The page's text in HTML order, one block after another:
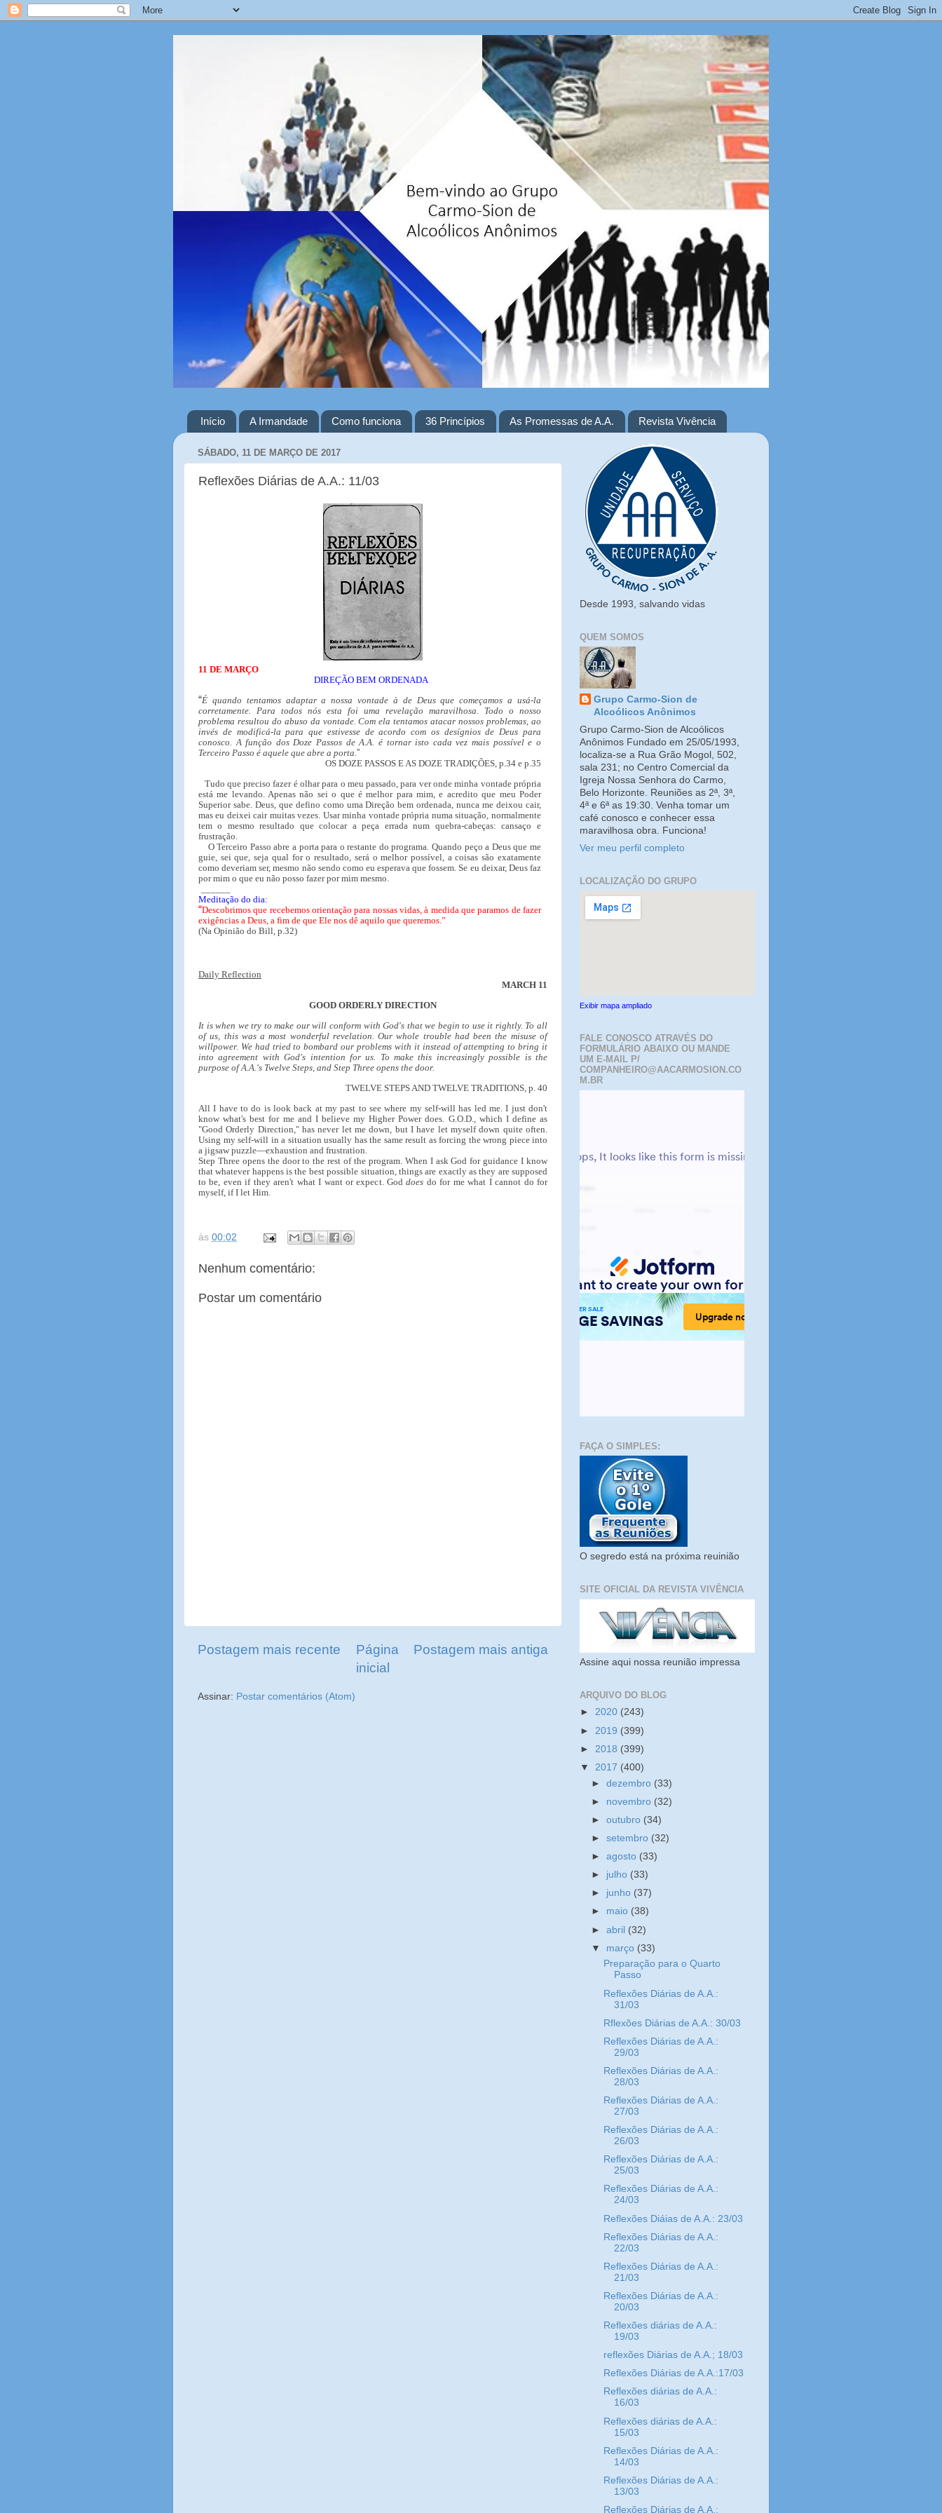
Início A Irmandade Como funciona 36 Princípios As Promessas de A.A. Revista Vivência
SÁBADO, 11 DE MARÇO DE 2017
Reflexões Diárias de A.A.: 11/03
11 DE MARÇO
DIREÇÃO BEM ORDENADA
“É quando tentamos adaptar a nossa vontade à de Deus que começamos a usá-la
corretamente. Para todos nós esta foi uma revelação maravilhosa. Todo o nosso
problema resultou do abuso da vontade. Com ela tentamos atacar nossos problemas, ao
invés de modificá-la para que estivesse de acordo com os desígnios de Deus para
conosco. A função dos Doze Passos de A.A. é tornar isto cada vez mais possível e o
Terceiro Passo é aquele que abre a porta.”
OS DOZE PASSOS E AS DOZE TRADIÇÕES, p.34 e p.35
Tudo que preciso fazer é olhar para o meu passado, para ver onde minha vontade própria
está me levando. Apenas não sei o que é melhor para mim, e acredito que meu Poder
Superior sabe. Deus, que defino como uma Direção bem ordenada, nunca me deixou cair,
mas eu deixei cair muitas vezes. Usar minha vontade própria numa situação, normalmente
tem o mesmo resultado que colocar a peça errada num quebra-cabeças: cansaço e
frustração.
O Terceiro Passo abre a porta para o restante do programa. Quando peço a Deus que me
guie, sei que, seja qual for o resultado, será o melhor possível, a coisas são exatamente
como deveriam ser, mesmo não sendo como eu esperava que fossem. Se eu deixar, Deus faz
por mim o que eu não posso fazer por mim mesmo.
Meditação do dia:
“Descobrimos que recebemos orientação para nossas vidas, à medida que paramos de fazer
exigências a Deus, a fim de que Ele nos dê aquilo que queremos.”
(Na Opinião do Bill, p.32)
Daily Reflection
MARCH 11
GOOD ORDERLY DIRECTION
It is when we try to make our will conform with God's that we begin to use it rightly. To all
of us, this was a most wonderful revelation. Our whole trouble had been the misuse of
willpower. We had tried to bombard our problems with it instead of attempting to bring it
into agreement with God's intention for us. To make this increasingly possible is the
purpose of A.A.'s Twelve Steps, and Step Three opens the door.
TWELVE STEPS AND TWELVE TRADITIONS, p. 40
All I have to do is look back at my past to see where my self-will has led me. I just don't
know what's best for me and I believe my Higher Power does. G.O.D., which I define as
"Good Orderly Direction," has never let me down, but I have let myself down quite often.
Using my self-will in a situation usually has the same result as forcing the wrong piece into
a jigsaw puzzle—exhaustion and frustration.
Step Three opens the door to the rest of the program. When I ask God for guidance I know
that whatever happens is the best possible situation, things are exactly as they are supposed
to be, even if they aren't what I want or expect. Goddoes do for me what I cannot do for
myself, if I let Him.
às 00:02
Nenhum comentário:
Postar um comentário
Postagem mais recente Postagem mais antiga
Página
inicial
Assinar: Postar comentários (Atom)
Desde 1993, salvando vidas
QUEM SOMOS
Grupo Carmo-Sion de
Alcoólicos Anônimos
Grupo Carmo-Sion de Alcoólicos
Anônimos Fundado em 25/05/1993,
localiza-se a Rua Grão Mogol, 502,
sala 231; no Centro Comercial da
Igreja Nossa Senhora do Carmo,
Belo Horizonte. Reuniões as 2ª, 3ª,
4ª e 6ª as 19:30. Venha tomar um
café conosco e conhecer essa
maravilhosa obra. Funciona!
Ver meu perfil completo
LOCALIZAÇÃO DO GRUPO
Exibir mapa ampliado
FALE CONOSCO ATRAVÉS DO
FORMULÁRIO ABAIXO OU MANDE
UM E-MAIL P/
COMPANHEIRO@AACARMOSION.CO
M.BR
FAÇA O SIMPLES:
O segredo está na próxima reuinião
SITE OFICIAL DA REVISTA VIVÊNCIA
Assine aqui nossa reunião impressa
ARQUIVO DO BLOG
► 2020 (243)
► 2019 (399)
► 2018 (399)
▼ 2017 (400)
►dezembro (33)
► novembro (32)
►outubro (34)
►setembro (32)
►agosto (33)
► julho (33)
► junho (37)
► maio (38)
►abril (32)
▼ março (33)
Preparação para o Quarto
Passo
Reflexões Diárias de A.A.:
31/03
Rflexões Diárias de A.A.: 30/03
Reflexões Diárias de A.A.:
29/03
Reflexões Diárias de A.A.:
28/03
Reflexões Diárias de A.A.:
27/03
Reflexões Diárias de A.A.:
26/03
Reflexões Diárias de A.A.:
25/03
Reflexões Diárias de A.A.:
24/03
Reflexões Diáias de A.A.: 23/03
Reflexões Diárias de A.A.:
22/03
Reflexões Diárias de A.A.:
21/03
Reflexões Diárias de A.A.:
20/03
Reflexões diárias de A.A.:
19/03
reflexões Diárias de A.A.; 18/03
Reflexões Diárias de A.A.:17/03
Reflexões diárias de A.A.:
16/03
Reflexões diárias de A.A.:
15/03
Reflexões Diárias de A.A.:
14/03
Reflexões Diárias de A.A.:
13/03
Reflexões Diárias de A.A.: